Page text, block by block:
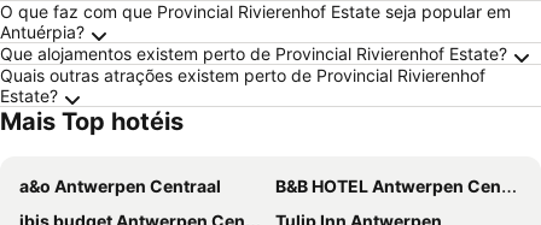
O que faz com que Provincial Rivierenhof Estate seja popular em
Antuérpia?
Que alojamentos existem perto de Provincial Rivierenhof Estate?
Quais outras atrações existem perto de Provincial Rivierenhof
Estate?
Mais Top hotéis
a&o Antwerpen Centraal
B&B HOTEL Antwerpen Centrum
ibis budget Antwerpen Centraal Station
Tulip Inn Antwerpen